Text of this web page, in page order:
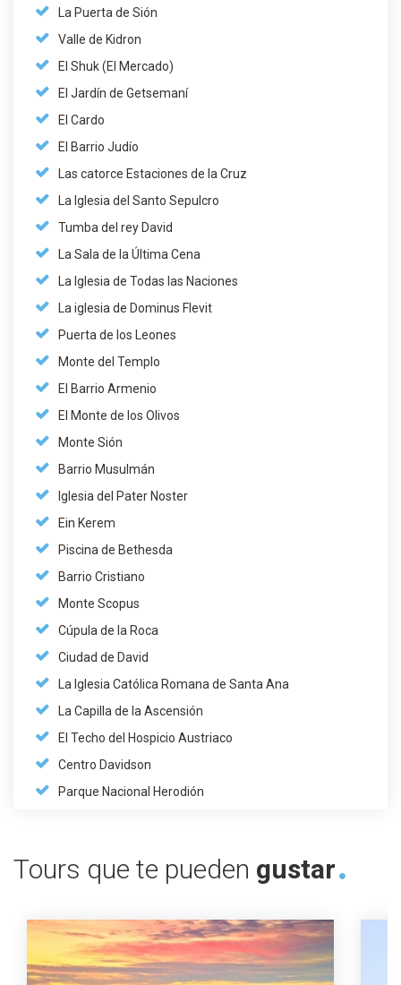
La Puerta de Sión
Valle de Kidron
El Shuk (El Mercado)
El Jardín de Getsemaní
El Cardo
El Barrio Judío
Las catorce Estaciones de la Cruz
La Iglesia del Santo Sepulcro
Tumba del rey David
La Sala de la Última Cena
La Iglesia de Todas las Naciones
La iglesia de Dominus Flevit
Puerta de los Leones
Monte del Templo
El Barrio Armenio
El Monte de los Olivos
Monte Sión
Barrio Musulmán
Iglesia del Pater Noster
Ein Kerem
Piscina de Bethesda
Barrio Cristiano
Monte Scopus
Cúpula de la Roca
Ciudad de David
La Iglesia Católica Romana de Santa Ana
La Capilla de la Ascensión
El Techo del Hospicio Austriaco
Centro Davidson
Parque Nacional Herodión
Tours que te pueden gustar